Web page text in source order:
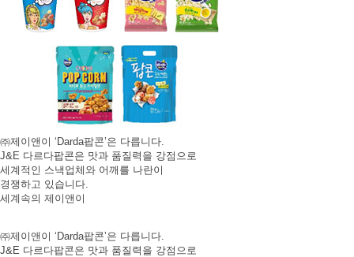
㈜제이앤이 ‘Darda팝콘’은 다릅니다.
J&E 다르다팝콘은 맛과 품질력을 강점으로
세계적인 스낵업체와 어깨를 나란이
경쟁하고 있습니다.
세계속의 제이앤이
㈜제이앤이 ‘Darda팝콘’은 다릅니다.
J&E 다르다팝콘은 맛과 품질력을 강점으로